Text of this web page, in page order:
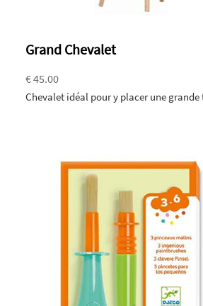
Grand Chevalet
€ 45.00
Chevalet idéal pour y placer une